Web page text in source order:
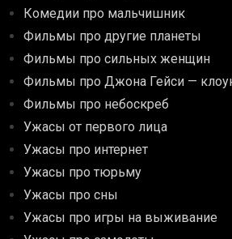
Комедии про мальчишник
Фильмы про другие планеты
Фильмы про сильных женщин
Фильмы про Джона Гейси —
Фильмы про небоскреб
Ужасы от первого лица
Ужасы про интернет
Ужасы про тюрьму
Ужасы про сны
Ужасы про игры на выживание